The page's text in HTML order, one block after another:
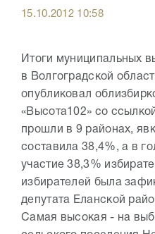
15.10.2012 10:58
Итоги муниципальных
в Волгоградской
опубликовал
«Высота102» со
прошли в 9 районах,
составила 38,4%, а в
участие 38,3%
избирателей была
депутата Еланской
Самая высокая - на